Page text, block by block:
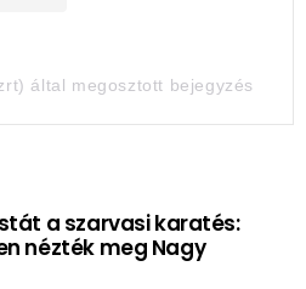
által megosztott bejegyzés
a szarvasi karatés:
nézték meg Nagy